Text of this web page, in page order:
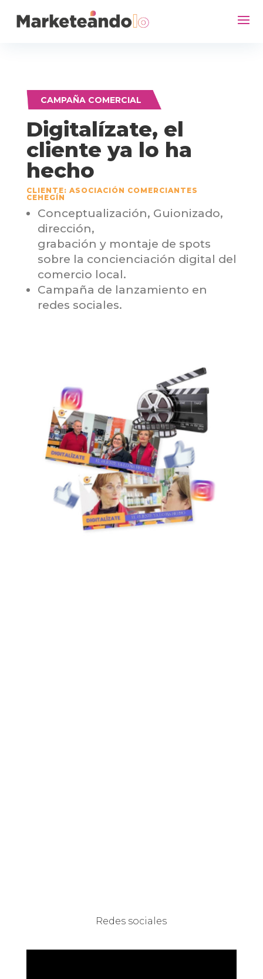
CAMPAÑA COMERCIAL
Digitalízate, el
cliente ya lo ha
hecho
CLIENTE: ASOCIACIÓN COMERCIANTES
CEHEGÍN
Conceptualización, Guionizado,
dirección,
grabación y montaje de spots
sobre la concienciación digital del
comercio local.
Campaña de lanzamiento en
redes sociales.
Redes sociales